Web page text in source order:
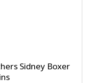
Sidney Boxer